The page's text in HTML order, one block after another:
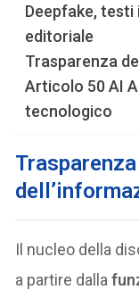
Deepfake,
editoriale
Trasparenza
Articolo 50 AI
tecnologico
Il nucleo della
a partire dalla